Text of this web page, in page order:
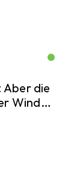
die
Wind